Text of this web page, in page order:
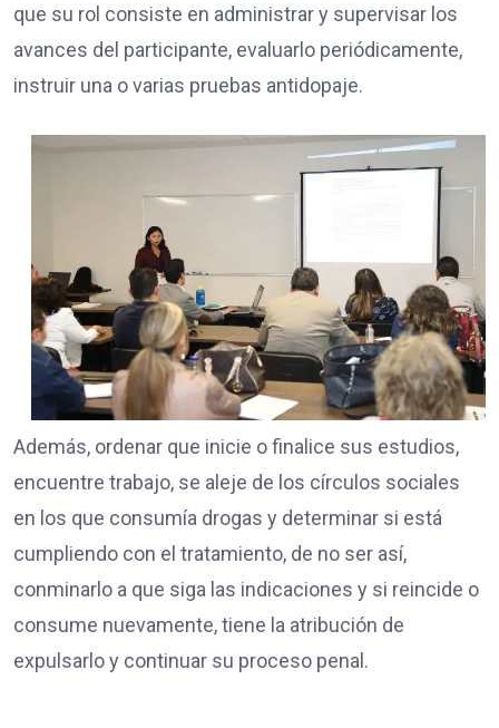
que su rol consiste en administrar y supervisar los
avances del participante, evaluarlo periódicamente,
instruir una o varias pruebas antidopaje.
Además, ordenar que inicie o finalice sus estudios,
encuentre trabajo, se aleje de los círculos sociales
en los que consumía drogas y determinar si está
cumpliendo con el tratamiento, de no ser así,
conminarlo a que siga las indicaciones y si reincide o
consume nuevamente, tiene la atribución de
expulsarlo y continuar su proceso penal.